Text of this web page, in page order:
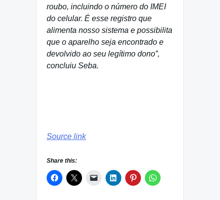
roubo, incluindo o número do IMEI
do celular. É esse registro que
alimenta nosso sistema e possibilita
que o aparelho seja encontrado e
devolvido ao seu legítimo dono”,
concluiu Seba.
Source link
Share this: